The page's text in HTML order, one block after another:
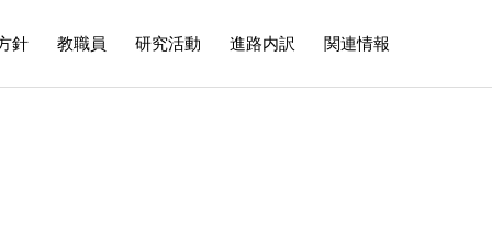
針 教職員 研究活動 進路内訳 関連情報